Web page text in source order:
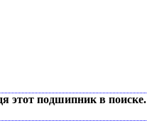
этот подшипник в поиске.